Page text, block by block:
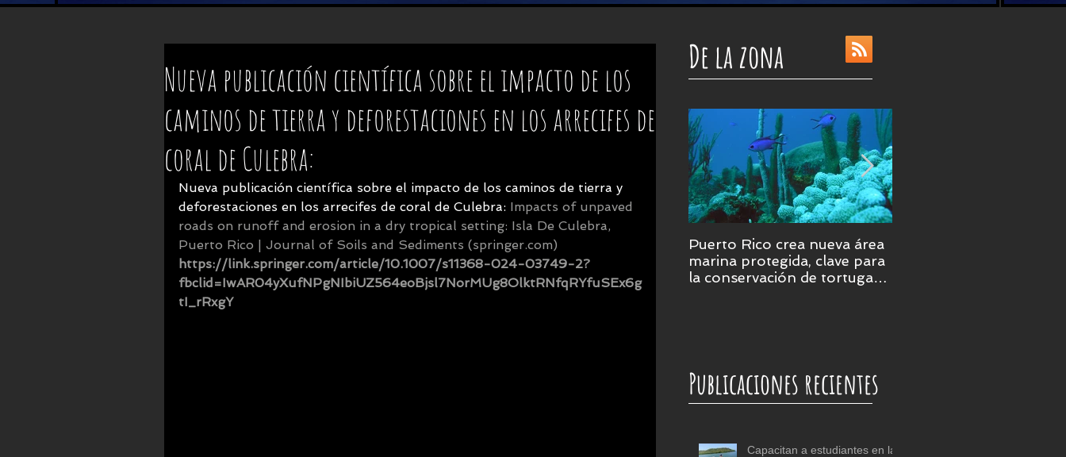
Nueva publicación científica sobre el impacto de los
caminos de tierra y deforestaciones en los arrecifes de
coral de Culebra:
Nueva publicación científica sobre el impacto de los caminos de tierra y
deforestaciones en los arrecifes de coral de Culebra: Impacts of unpaved
roads on runoff and erosion in a dry tropical setting: Isla De Culebra,
Puerto Rico | Journal of Soils and Sediments (springer.com)
https://link.springer.com/article/10.1007/s11368-024-03749-2?
fbclid=IwAR04yXufNPgNIbiUZ564eoBjsl7NorMUg8OlktRNfqRYfuSEx6g
tI_rRxgY
De la zona
Puerto Rico crea nueva área
marina protegida, clave para
la conservación de tortugas,
Publicaciones recientes
Capacitan a estudiantes en las